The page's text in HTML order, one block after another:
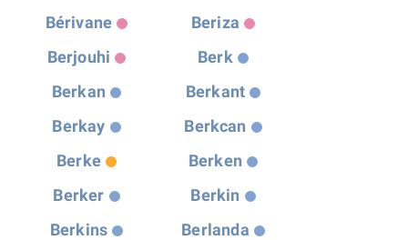
Bérivane
Beriza
Berjouhi
Berk
Berkan
Berkant
Berkay
Berkcan
Berke
Berken
Berker
Berkin
Berkins
Berlanda